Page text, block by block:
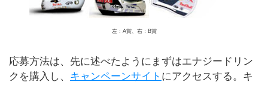
左：A賞、右：B賞
応募方法は、先に述べたようにまずはエナジードリン
クを購入し、 キャンペーンサイト にアクセスする。キ